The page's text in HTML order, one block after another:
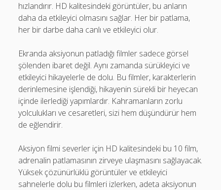
hızlandırır. HD kalitesindeki görüntüler, bu anların
daha da etkileyici olmasını sağlar. Her bir patlama,
her bir darbe daha canlı ve etkileyici olur.
Ekranda aksiyonun patladığı filmler sadece görsel
şölenden ibaret değil. Aynı zamanda sürükleyici ve
etkileyici hikayelerle de dolu. Bu filmler, karakterlerin
derinlemesine işlendiği, hikayenin sürekli bir heyecan
içinde ilerlediği yapımlardır. Kahramanların zorlu
yolculukları ve cesaretleri, sizi hem düşündürür hem
de eğlendirir.
Aksiyon filmi severler için HD kalitesindeki bu 10 film,
adrenalin patlamasının zirveye ulaşmasını sağlayacak.
Yüksek çözünürlüklü görüntüler ve etkileyici
sahnelerle dolu bu filmleri izlerken, adeta aksiyonun